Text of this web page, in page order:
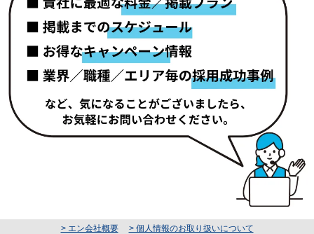
> エン会社概要 > 個人情報のお取り扱いについて